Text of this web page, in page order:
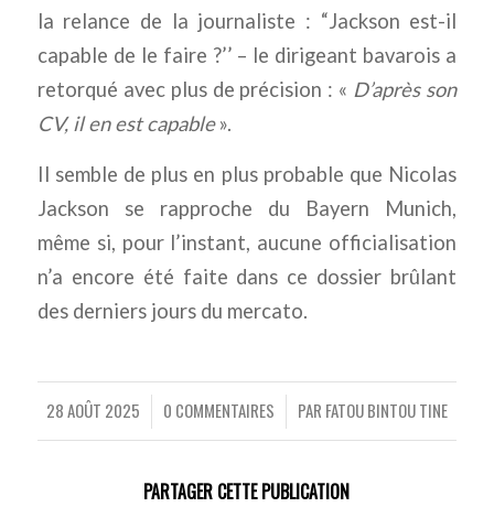
la relance de la journaliste : “Jackson est-il
capable de le faire ?’’ – le dirigeant bavarois a
retorqué avec plus de précision : « D’après son
CV, il en est capable».
Il semble de plus en plus probable que Nicolas
Jackson se rapproche du Bayern Munich,
même si, pour l’instant, aucune officialisation
n’a encore été faite dans ce dossier brûlant
des derniers jours du mercato.
28 AOÛT 2025
/ 0 COMMENTAIRES
/ PAR FATOU BINTOU TINE
PARTAGER CETTE PUBLICATION